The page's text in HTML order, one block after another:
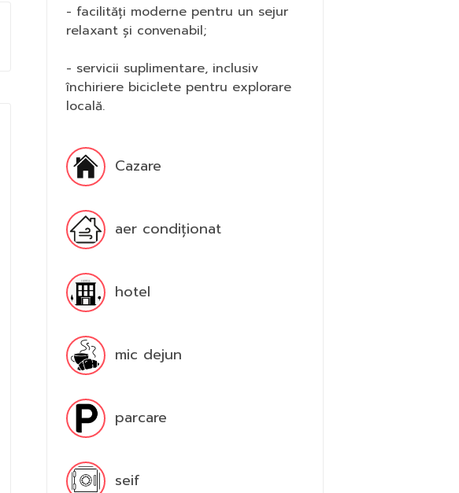
- facilități moderne pentru un sejur
relaxant și convenabil;
- servicii suplimentare, inclusiv
închiriere biciclete pentru explorare
locală.
Cazare
aer condiționat
hotel
mic dejun
parcare
seif